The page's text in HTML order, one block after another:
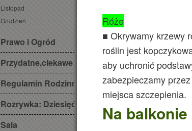
Listopad
Grudzień
Prawo i Ogród
Przydatne,ciekawe linki ;)
Regulamin Rodzinnego Ogrodu Działkowego
Rozrywka: Dziesięć przykazań ogrodnika
Sala
Róże
■ Okrywamy krzewy
roślin jest
aby uchronić
zabezpieczamy
miejsca szczepienia.
Na balkonie